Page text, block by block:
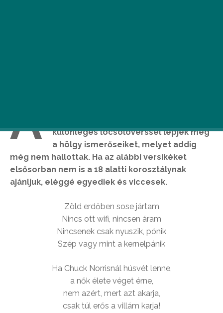
A
különleges locsolóverssel lepjék meg
a hölgy ismerőseiket, melyet addig
még nem hallottak. Ha az alábbi versikéket
elsősorban nem is a 18 alatti korosztálynak
ajánljuk, eléggé egyediek és viccesek.
Zöld erdőben sose jártam
Nincs ott wifi, nincsen áram
Nincsenek csak nyuszik, pónik
Szép vagy mint a kernelpánik
Ha Chuck Norrisnál húsvét lenne,
a nők élete véget érne,
nem azért, mert azt akarja,
csak túl erős a villám karja!